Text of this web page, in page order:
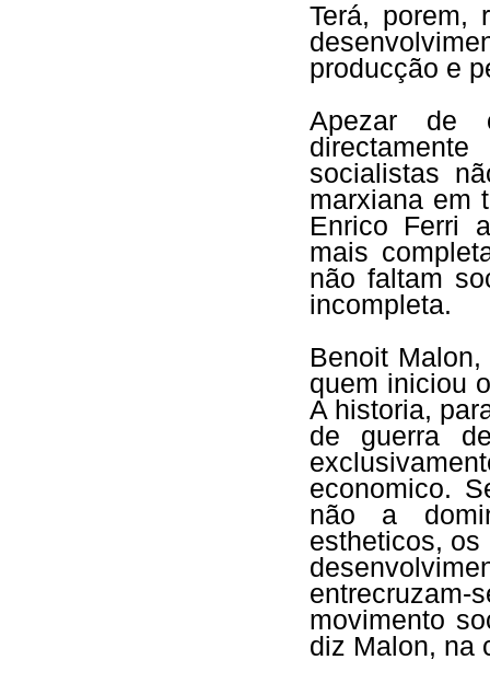
Terá, porem,
producção e
Apezar de
socialistas
marxiana em
Enrico Ferri
mais
não faltam
incompleta.
Benoit
quem iniciou
A historia,
de guerra
economico.
não a
estheticos,
movimento
diz Malon, na